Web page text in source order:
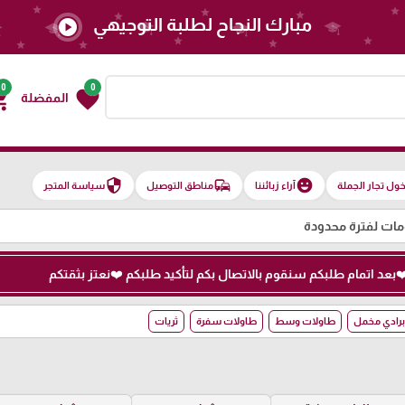
0
favorite المفضلة
0
مبارك النجاح لطلبة التوجيهي play_circle
تجار الجملة emoji_emotionsآراء زبائننا commuteمناطق التوصيل securityسياسة المتجر
لفترة محدودة
برادي مخمل طاولات وسط طاولات سفرة ثريات